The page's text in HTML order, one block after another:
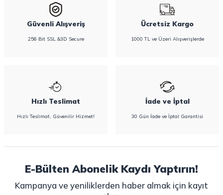
Güvenli Alışveriş
256 Bit SSL &3D Secure
Ücretsiz Kargo
1000 TL ve Üzeri Alışverişlerde
Hızlı Teslimat
Hızlı Teslimat, Güvenilir Hizmet!
İade ve İptal
30 Gün İade ve İptal Garantisi
E-Bülten Abonelik Kaydı Yaptırın!
Kampanya ve yeniliklerden haber almak için kayıt